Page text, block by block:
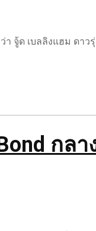
ด เบลลิงแฮม ดา
กล